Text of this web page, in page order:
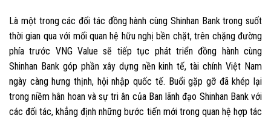
Là một trong các đối tác đồng hành cùng Shinhan Bank trong suốt
thời gian qua với mối quan hệ hữu nghị bền chặt, trên chặng đường
phía trước VNG Value sẽ tiếp tục phát triển đồng hành cùng
Shinhan Bank góp phần xây dựng nền kinh tế, tài chính Việt Nam
ngày càng hưng thịnh, hội nhập quốc tế. Buổi gặp gỡ đã khép lại
trong niềm hân hoan và sự tri ân của Ban lãnh đạo Shinhan Bank với
các đối tác, khẳng định những bước tiến mới trong quan hệ hợp tác